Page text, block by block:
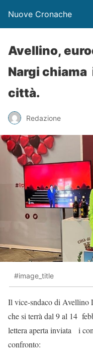
Nuove Cronache
Avellino,
Nargi
città.
Redazione
#image_title
Il vice-sndaco di Avellino
che si terrà dal 9 al 14
lettera aperta inviata i
confronto: